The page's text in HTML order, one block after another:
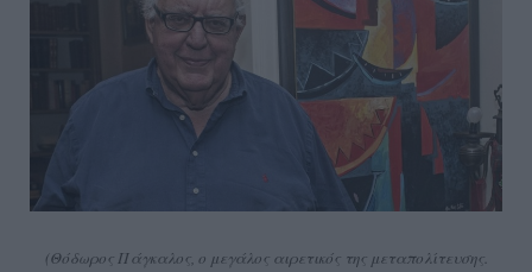
(Θόδωρος Πάγκαλος, ο μεγάλος αιρετικός της μεταπολίτευσης.